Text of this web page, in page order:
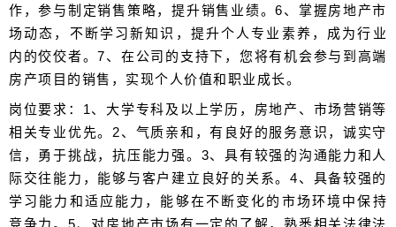
作，参与制定销售策略，提升销售业绩。6、掌握房地产市
场动态，不断学习新知识，提升个人专业素养，成为行业
内的佼佼者。7、在公司的支持下，您将有机会参与到高端
房产项目的销售，实现个人价值和职业成长。
岗位要求：1、大学专科及以上学历，房地产、市场营销等
相关专业优先。2、气质亲和，有良好的服务意识，诚实守
信，勇于挑战，抗压能力强。3、具有较强的沟通能力和人
际交往能力，能够与客户建立良好的关系。4、具备较强的
学习能力和适应能力，能够在不断变化的市场环境中保持
竞争力。5、对房地产市场有一定的了解，熟悉相关法律法